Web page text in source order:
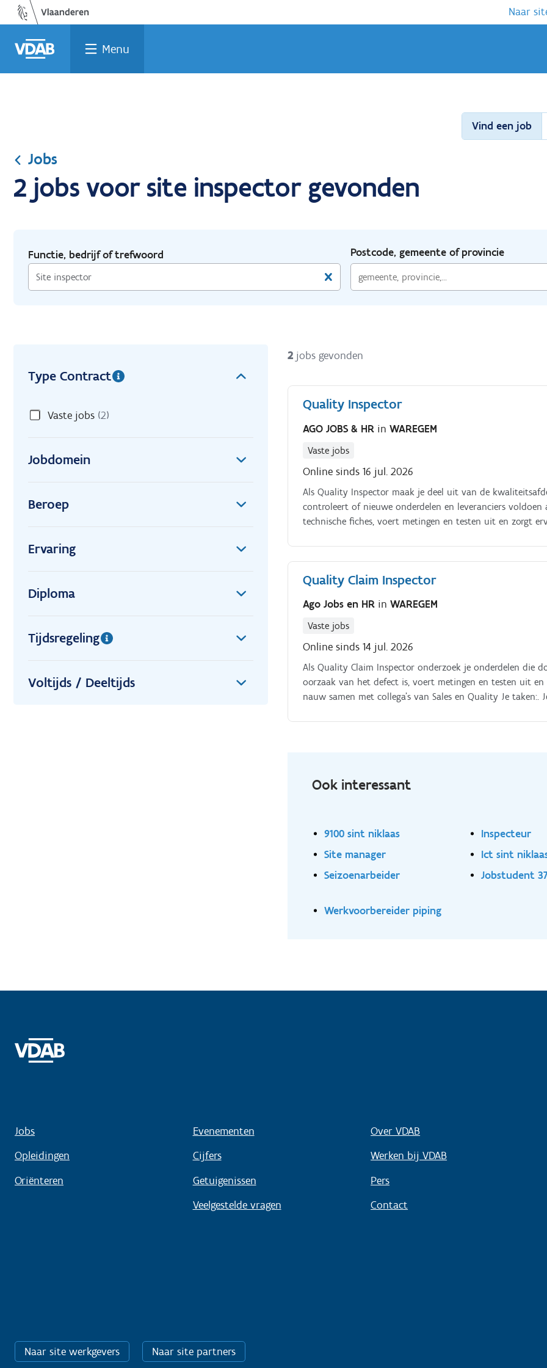
Ga
naar
de
inhoud
Vind
een
job
Vind
een
opleiding
Welke
job
past
bij
Terug
naar
home
Naar
Menu
Vind een job
Jobs
2 jobs voor site inspector gevonden
Functie, bedrijf of trefwoord
Postcode, gemeente of provincie
Type Contract
Vaste jobs (2)
Jobdomein
Beroep
Ervaring
Diploma
Tijdsregeling
Voltijds / Deeltijds
2 jobs gevonden
Quality Inspector
AGO JOBS & HR inWAREGEM
Vaste jobs
Online sinds 16 jul. 2026
Als Quality Inspector maak je deel uit van de
controleert of nieuwe onderdelen en leveranciers
technische fiches, voert metingen en testen uit en zorgt
verwerkt je bevindingen in het systeem Je voegt waar
controleert technische tekeningen en volgt eventuele
hierover de eindbeslissing Je controleert samples van
Quality Claim Inspector
Ago Jobs en HR inWAREGEM
Vaste jobs
Online sinds 14 jul. 2026
Als Quality Claim Inspector onderzoek je onderdelen die
oorzaak van het defect is, voert metingen en testen uit
nauw samen met collega's van Sales en Quality Je
is ontstaan: tijdens transport, montage, gebruik of door
Ook interessant
9100 sint niklaas Inspecteur
Site manager
Ict sint
Seizoenarbeider
Jobstudent
Werkvoorbereider piping
Jobs
Opleidingen
Oriënteren
Evenementen
Cijfers
Getuigenissen
Veelgestelde vragen
Over VDAB
Werken bij VDAB
Pers
Contact
Naar site werkgevers Naar site partners